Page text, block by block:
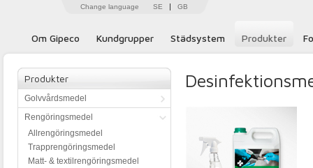
Change language SE GB
Om Gipeco Kundgrupper Städsystem Produkter
Produkter
Golvvårdsmedel
Rengöringsmedel
Allrengöringsmedel
Trapprengöringsmedel
Matt- & textilrengöringsmedel